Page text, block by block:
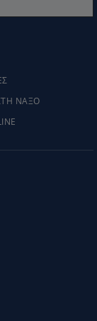
ΝΑΞΟ